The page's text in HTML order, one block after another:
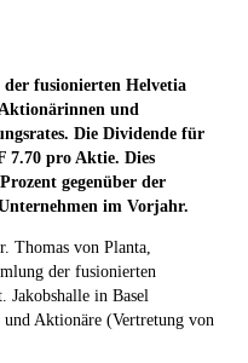
der fusionierten Helvetia
und
Die Dividende für
7.70 pro Aktie. Dies
gegenüber der
im Vorjahr.
Thomas von Planta,
der fusionierten
in Basel
Aktionäre (Vertretung von